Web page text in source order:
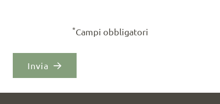
*Campi obbligatori
Invia